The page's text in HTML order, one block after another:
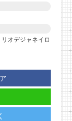
リオデジャネイロ